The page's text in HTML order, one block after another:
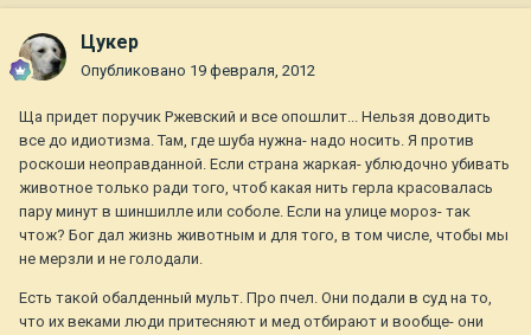
Цукер
Опубликовано 19 февраля, 2012
Ща придет поручик Ржевский и все опошлит... Нельзя доводить
все до идиотизма. Там, где шуба нужна- надо носить. Я против
роскоши неоправданной. Если страна жаркая- ублюдочно убивать
животное только ради того, чтоб какая нить герла красовалась
пару минут в шиншилле или соболе. Если на улице мороз- так
чтож? Бог дал жизнь животным и для того, в том числе, чтобы мы
не мерзли и не голодали.
Есть такой обалденный мульт. Про пчел. Они подали в суд на то,
что их веками люди притесняют и мед отбирают и вообще- они